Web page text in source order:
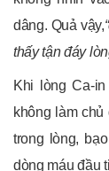
dâng. Quả vậy,
thấy tận đáy
Khi lòng Ca-
không làm
trong lòng,
dòng máu đầu